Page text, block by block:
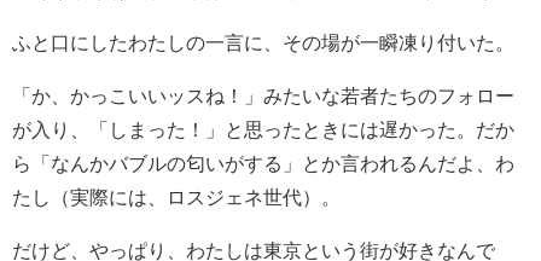
ふと口にしたわたしの一言に、その場が一瞬凍り付いた。
「か、かっこいいッスね！」みたいな若者たちのフォロー
が入り、「しまった！」と思ったときには遅かった。だか
ら「なんかバブルの匂いがする」とか言われるんだよ、わ
たし（実際には、ロスジェネ世代）。
だけど、やっぱり、わたしは東京という街が好きなんで